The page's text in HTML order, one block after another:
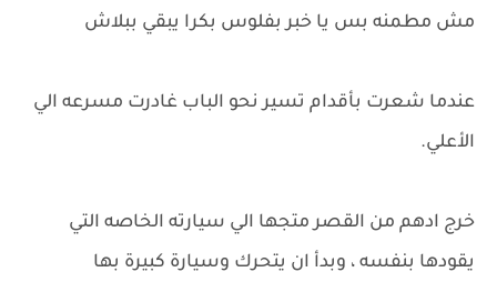
مش مطمنه بس يا خبر بفلوس بكرا يبقي ببلاش
عندما شعرت بأقدام تسير نحو الباب غادرت مسرعه الي
الأعلي.
خرج ادهم من القصر متجها الي سيارته الخاصه التي
يقودها بنفسه ، وبدأ ان يتحرك وسيارة كبيرة بها